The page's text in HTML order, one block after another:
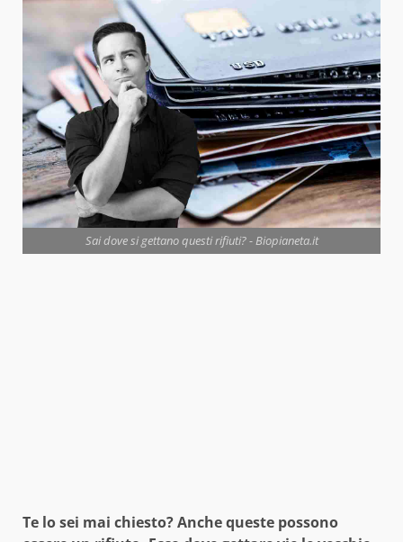
Sai dove si gettano questi rifiuti? - Biopianeta.it
Te lo sei mai chiesto? Anche queste possono